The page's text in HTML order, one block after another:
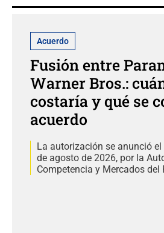
Acuerdo
Fusión entre
Warner Bros.:
costaría y qué se
acuerdo
La autorización se anunció
de agosto de 2026, por la
Competencia y Mercados del